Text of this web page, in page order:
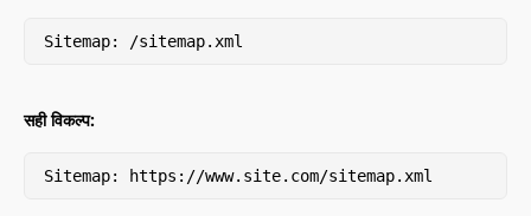
Sitemap: /sitemap.xml
सही विकल्प:
Sitemap: https://www.site.com/sitemap.xml